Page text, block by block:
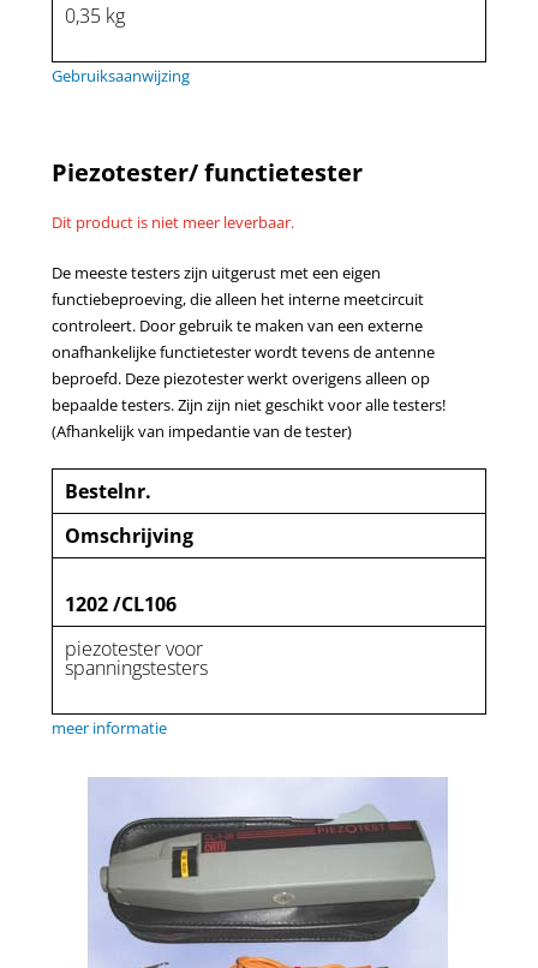
0,35 kg
Gebruiksaanwijzing
Piezotester/ functietester
Dit product is niet meer leverbaar.
De meeste testers zijn uitgerust met een eigen
functiebeproeving, die alleen het interne meetcircuit
controleert. Door gebruik te maken van een externe
onafhankelijke functietester wordt tevens de antenne
beproefd. Deze piezotester werkt overigens alleen op
bepaalde testers. Zijn zijn niet geschikt voor alle testers!
(Afhankelijk van impedantie van de tester)
Bestelnr.
Omschrijving
1202 /CL106
piezotester voor
spanningstesters
meer informatie